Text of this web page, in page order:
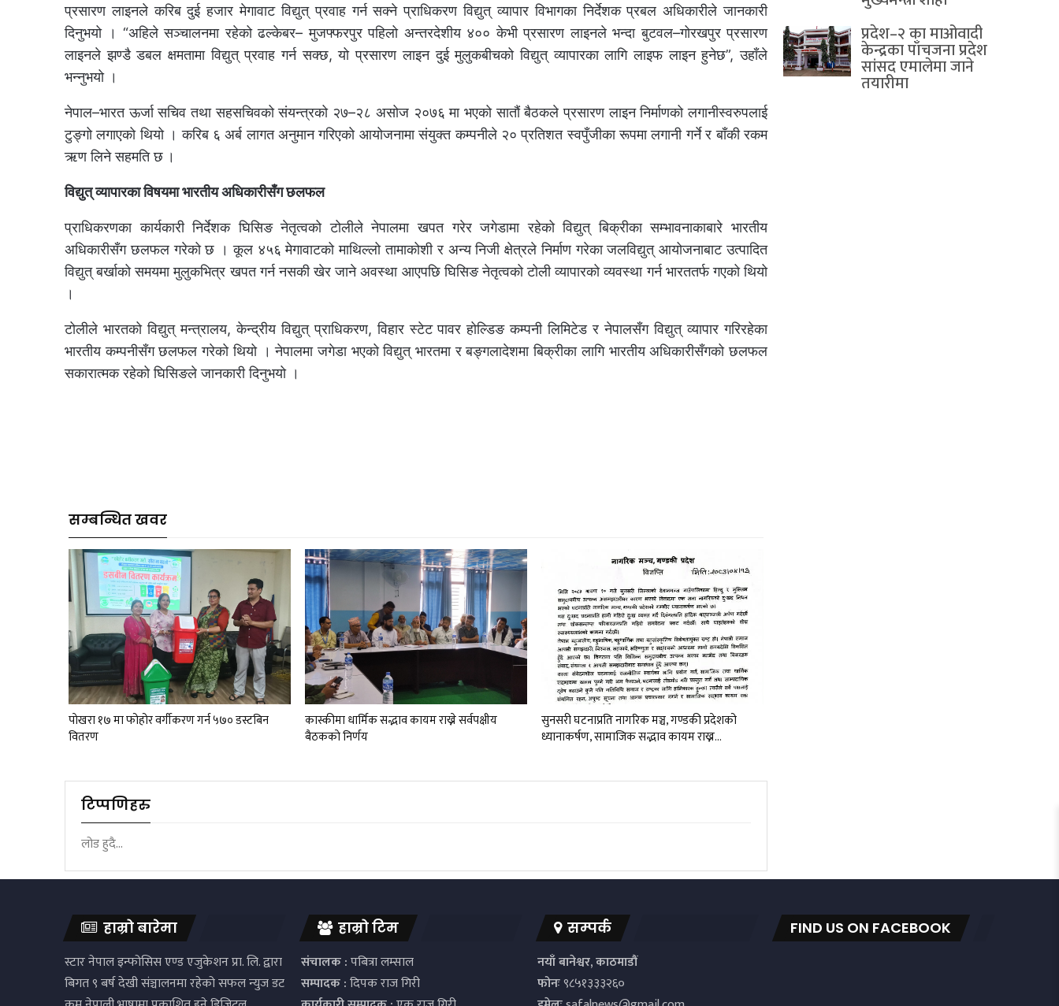
प्रसारण लाइनले करिब दुई हजार मेगावाट विद्युत् प्रवाह गर्न सक्ने प्राधिकरण विद्युत् व्यापार विभागका निर्देशक प्रबल अधिकारीले जानकारी
दिनुभयो । “अहिले सञ्चालनमा रहेको ढल्केबर– मुजफ्फरपुर पहिलो अन्तरदेशीय ४०० केभी प्रसारण लाइनले भन्दा बुटवल–गोरखपुर प्रसारण
लाइनले झण्डै डबल क्षमतामा विद्युत् प्रवाह गर्न सक्छ, यो प्रसारण लाइन दुई मुलुकबीचको विद्युत् व्यापारका लागि लाइफ लाइन हुनेछ”, उहाँले
भन्नुभयो ।
नेपाल–भारत ऊर्जा सचिव तथा सहसचिवको संयन्त्रको २७–२८ असोज २०७६ मा भएको सातौं बैठकले प्रसारण लाइन निर्माणको लगानीस्वरुपलाई
टुङ्गो लगाएको थियो । करिब ६ अर्ब लागत अनुमान गरिएको आयोजनामा संयुक्त कम्पनीले २० प्रतिशत स्वपुँजीका रूपमा लगानी गर्ने र बाँकी रकम
ऋण लिने सहमति छ ।
विद्युत् व्यापारका विषयमा भारतीय अधिकारीसँग छलफल
प्राधिकरणका कार्यकारी निर्देशक घिसिङ नेतृत्वको टोलीले नेपालमा खपत गरेर जगेडामा रहेको विद्युत् बिक्रीका सम्भावनाकाबारे भारतीय
अधिकारीसँग छलफल गरेको छ । कूल ४५६ मेगावाटको माथिल्लो तामाकोशी र अन्य निजी क्षेत्रले निर्माण गरेका जलविद्युत् आयोजनाबाट उत्पादित
विद्युत् बर्खाको समयमा मुलुकभित्र खपत गर्न नसकी खेर जाने अवस्था आएपछि घिसिङ नेतृत्वको टोली व्यापारको व्यवस्था गर्न भारततर्फ गएको थियो
।
टोलीले भारतको विद्युत् मन्त्रालय, केन्द्रीय विद्युत् प्राधिकरण, विहार स्टेट पावर होल्डिङ कम्पनी लिमिटेड र नेपालसँग विद्युत् व्यापार गरिरहेका
भारतीय कम्पनीसँग छलफल गरेको थियो । नेपालमा जगेडा भएको विद्युत् भारतमा र बङ्गलादेशमा बिक्रीका लागि भारतीय अधिकारीसँगको छलफल
सकारात्मक रहेको घिसिङले जानकारी दिनुभयो ।
सम्बन्धित खवर
पाेखरा १७ मा फोहोर वर्गीकरण गर्न ५७० डस्टबिन
वितरण
कास्कीमा धार्मिक सद्भाव कायम राख्ने सर्वपक्षीय
बैठककाे निर्णय
सुनसरी घटनाप्रति नागरिक मञ्च, गण्डकी प्रदेशको
ध्यानाकर्षण, सामाजिक सद्भाव कायम राख्न…
टिप्पणिहरु
लोड हुदै...
प्रदेश–२ का माओवादी
केन्द्रका पाँचजना प्रदेश
सांसद एमालेमा जाने
तयारीमा
हाम्रो बारेमा
स्टार नेपाल इन्फोसिस एण्ड एजुकेशन प्रा. लि. द्वारा
बिगत ९ बर्ष देखी संञ्चालनमा रहेको सफल न्युज डट
हाम्रो टिम
संचालक :पबित्रा लम्साल
सम्पादक :दिपक राज गिरी
सम्पर्क
नयाँ बानेश्वर, काठमाडौं
फोनः९८५१३३३२६०
FIND US ON FACEBOOK